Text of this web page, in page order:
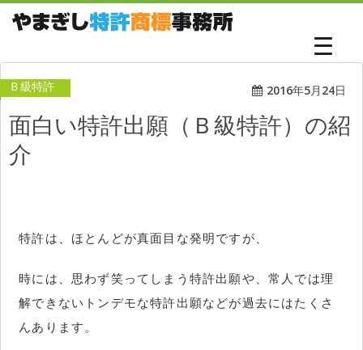
Ｂ級特許 2016年5月24日
面白い特許出願（Ｂ級特許）の紹
介
特許は、ほとんどが真面目な発明ですが、
時には、思わず笑ってしまう特許出願や、常人では理
解できないトンデモな特許出願などが過去にはたくさ
んあります。